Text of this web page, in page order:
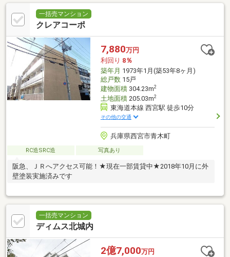
一括売マンション
クレアコーポ
7,880万円
利回り 8％
築年月 1973年1月(築53年8ヶ月)
総戸数15戸
建物面積304.23m2
土地面積205.03m2
東海道本線 西宮駅 徒歩10分
その他の交通
兵庫県西宮市青木町
RC造SRC造 写真あり
阪急、ＪＲへアクセス可能！★現在一部賃貸中★2018年10月に外
壁塗装実施済みです
一括売マンション
ディムス北城内
2億7,000万円